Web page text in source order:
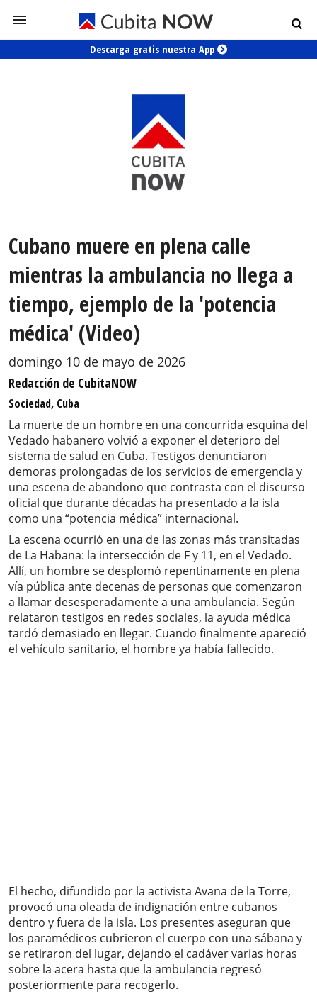
Descarga gratis nuestra App
Cubano muere en plena calle
mientras la ambulancia no llega a
tiempo, ejemplo de la 'potencia
médica' (Video)
domingo 10 de mayo de 2026
Redacción de CubitaNOW
Sociedad, Cuba
La muerte de un hombre en una concurrida esquina del
Vedado habanero volvió a exponer el deterioro del
sistema de salud en Cuba. Testigos denunciaron
demoras prolongadas de los servicios de emergencia y
una escena de abandono que contrasta con el discurso
oficial que durante décadas ha presentado a la isla
como una “potencia médica” internacional.
La escena ocurrió en una de las zonas más transitadas
de La Habana: la intersección de F y 11, en el Vedado.
Allí, un hombre se desplomó repentinamente en plena
vía pública ante decenas de personas que comenzaron
a llamar desesperadamente a una ambulancia. Según
relataron testigos en redes sociales, la ayuda médica
tardó demasiado en llegar. Cuando finalmente apareció
el vehículo sanitario, el hombre ya había fallecido.
El hecho, difundido por la activista Avana de la Torre,
provocó una oleada de indignación entre cubanos
dentro y fuera de la isla. Los presentes aseguran que
los paramédicos cubrieron el cuerpo con una sábana y
se retiraron del lugar, dejando el cadáver varias horas
sobre la acera hasta que la ambulancia regresó
posteriormente para recogerlo.